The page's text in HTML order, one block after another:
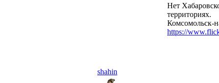
Нет
территориях.
Комсомольск-
https://
shahin